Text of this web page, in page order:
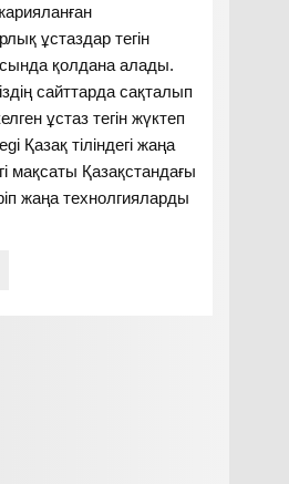
ұстаздар тегін
қолдана алады.
сайттарда сақталып
ұстаз тегін жүктеп
Қазақ тіліндегі жаңа
мақсаты Қазақстандағы
жаңа технолгияларды